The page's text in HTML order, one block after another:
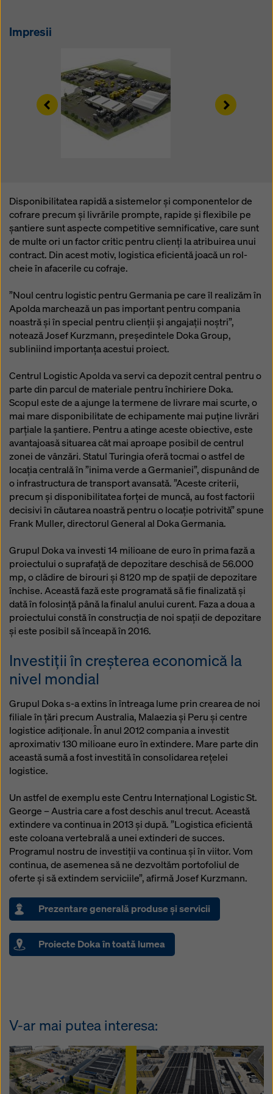
Impresii
Left Right
Disponibilitatea rapidă a sistemelor și componentelor de
cofrare precum și livrările prompte, rapide și flexibile pe
șantiere sunt aspecte competitive semnificative, care sunt
de multe ori un factor critic pentru clienți la atribuirea unui
contract. Din acest motiv, logistica eficientă joacă un rol-
cheie în afacerile cu cofraje.
”Noul centru logistic pentru Germania pe care îl realizăm în
Apolda marchează un pas important pentru compania
noastră și în special pentru clienții și angajații noștri”,
notează Josef Kurzmann, președintele Doka Group,
subliniind importanța acestui proiect.
Centrul Logistic Apolda va servi ca depozit central pentru o
parte din parcul de materiale pentru închiriere Doka.
Scopul este de a ajunge la termene de livrare mai scurte, o
mai mare disponibilitate de echipamente mai puține livrări
parțiale la șantiere. Pentru a atinge aceste obiective, este
avantajoasă situarea cât mai aproape posibil de centrul
zonei de vânzări. Statul Turingia oferă tocmai o astfel de
locația centrală în ”inima verde a Germaniei”, dispunând de
o infrastructura de transport avansată. ”Aceste criterii,
precum și disponibilitatea forței de muncă, au fost factorii
decisivi în căutarea noastră pentru o locație potrivită” spune
Frank Muller, directorul General al Doka Germania.
Grupul Doka va investi 14 milioane de euro în prima fază a
proiectului o suprafață de depozitare deschisă de 56.000
mp, o clădire de birouri și 8120 mp de spații de depozitare
închise. Această fază este programată să fie finalizată și
dată în folosință până la finalul anului curent. Faza a doua a
proiectului constă în construcția de noi spații de depozitare
și este posibil să înceapă în 2016.
Investiții în creșterea economică la
nivel mondial
Grupul Doka s-a extins în întreaga lume prin crearea de noi
filiale în țări precum Australia, Malaezia și Peru și centre
logistice adiționale. În anul 2012 compania a investit
aproximativ 130 milioane euro în extindere. Mare parte din
această sumă a fost investită în consolidarea rețelei
logistice.
Un astfel de exemplu este Centru Internațional Logistic St.
George – Austria care a fost deschis anul trecut. Această
extindere va continua in 2013 și după. ”Logistica eficientă
este coloana vertebrală a unei extinderi de succes.
Programul nostru de investiții va continua și în viitor. Vom
continua, de asemenea să ne dezvoltăm portofoliul de
oferte și să extindem serviciile”, afirmă Josef Kurzmann.
Prezentare generală produse şi servicii
Proiecte Doka în toată lumea
V-ar mai putea interesa:
setările cookie-urilor făcând clic pe
selectare corespunzătoare. Vă puteți retrage
consimțământul în orice moment, fără motiv, cu efect
pentru viitor, făcând clic, de exemplu, pe
cookiela sfârșitul acestui site web.
Pentru mai multe informații despre cookie-urile
noastre, consultațipolitica noastră de confidențialitate